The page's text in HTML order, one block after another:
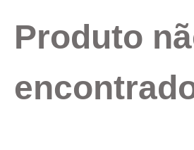
Produto
2º linha
4º tecido